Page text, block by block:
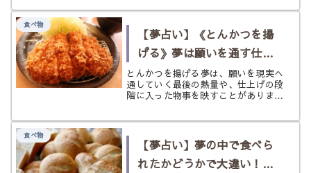
状況別にやさしく解説します。
食べ物
【夢占い】《とんかつを揚
げる》夢は願いを通す仕上
げのサイン？ 勢い・火加
減・現実的な手応えを状況
とんかつを揚げる夢は、願いを現実へ
通していく最後の熱量や、仕上げの段
階に入った物事を映すことがありま
る・火を消すなど状況別にやわらかく
食べ物
【夢占い】夢の中で食べら
れたかどうかで大違い！